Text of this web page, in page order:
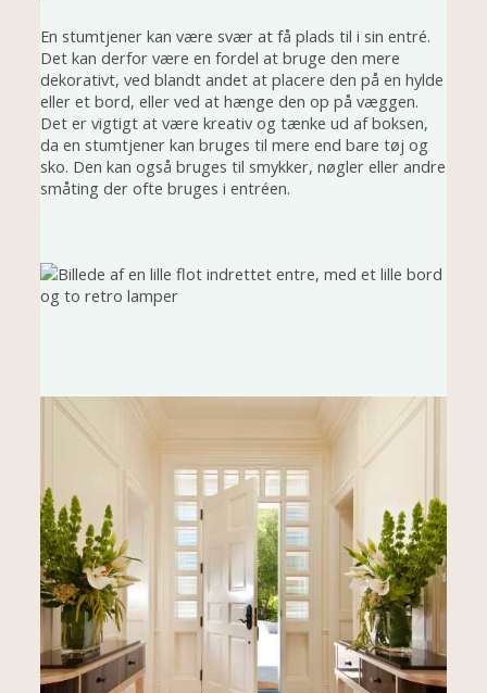
En stumtjener kan være svær at få plads til i sin entré.
Det kan derfor være en fordel at bruge den mere
dekorativt, ved blandt andet at placere den på en hylde
eller et bord, eller ved at hænge den op på væggen.
Det er vigtigt at være kreativ og tænke ud af boksen,
da en stumtjener kan bruges til mere end bare tøj og
sko. Den kan også bruges til smykker, nøgler eller andre
småting der ofte bruges i entréen.